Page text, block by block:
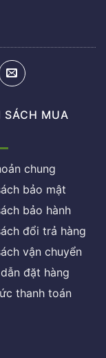
SÁCH MUA
chung
bảo mật
bảo hành
đổi trả hàng
vận chuyển
đặt hàng
thanh toán